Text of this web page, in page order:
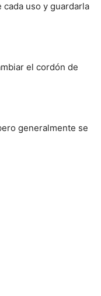
uso y guardarla
el cordón de
generalmente se